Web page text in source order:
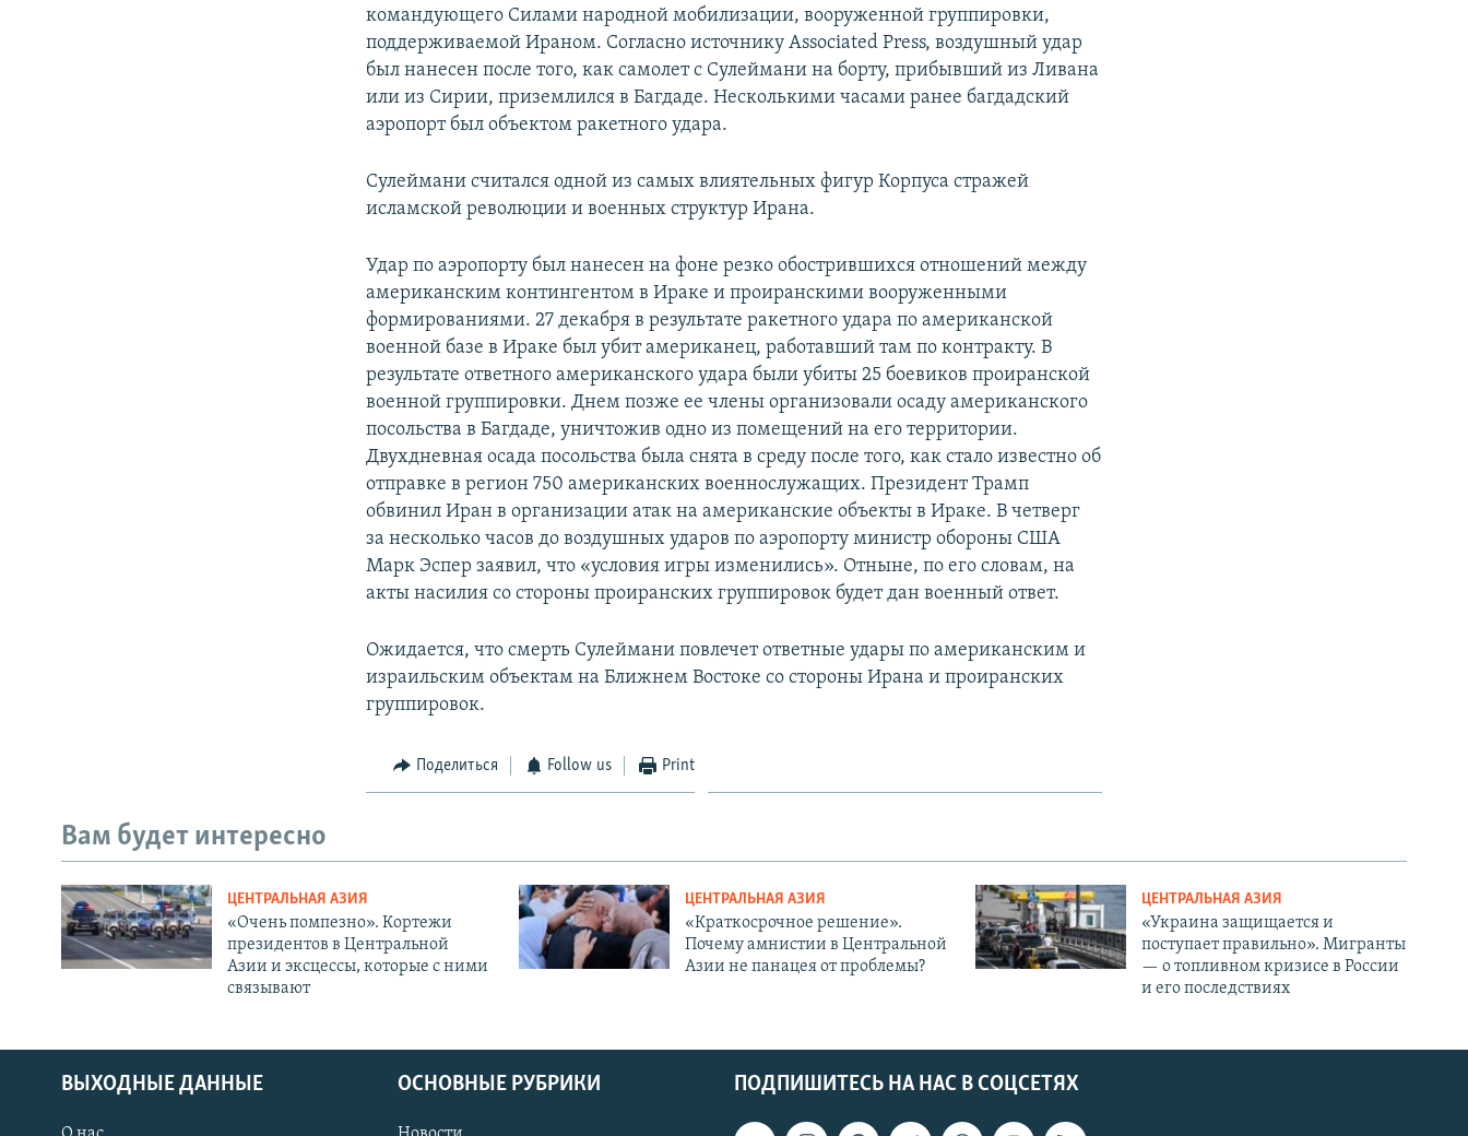
командующего Силами народной мобилизации, вооруженной группировки,
поддерживаемой Ираном. Согласно источнику Associated Press, воздушный удар
был нанесен после того, как самолет с Сулеймани на борту, прибывший из Ливана
или из Сирии, приземлился в Багдаде. Несколькими часами ранее багдадский
аэропорт был объектом ракетного удара.
Сулеймани считался одной из самых влиятельных фигур Корпуса стражей
исламской революции и военных структур Ирана.
Удар по аэропорту был нанесен на фоне резко обострившихся отношений между
американским контингентом в Ираке и проиранскими вооруженными
формированиями. 27 декабря в результате ракетного удара по американской
военной базе в Ираке был убит американец, работавший там по контракту. В
результате ответного американского удара были убиты 25 боевиков проиранской
военной группировки. Днем позже ее члены организовали осаду американского
посольства в Багдаде, уничтожив одно из помещений на его территории.
Двухдневная осада посольства была снята в среду после того, как стало известно об
отправке в регион 750 американских военнослужащих. Президент Трамп
обвинил Иран в организации атак на американские объекты в Ираке. В четверг
за несколько часов до воздушных ударов по аэропорту министр обороны США
Марк Эспер заявил, что «условия игры изменились». Отныне, по его словам, на
акты насилия со стороны проиранских группировок будет дан военный ответ.
Ожидается, что смерть Сулеймани повлечет ответные удары по американским и
израильским объектам на Ближнем Востоке со стороны Ирана и проиранских
группировок.
Поделиться Follow us Print
Вам будет интересно
ЦЕНТРАЛЬНАЯ АЗИЯ
«Очень помпезно». Кортежи
президентов в Центральной
Азии и эксцессы, которые с ними
связывают
ЦЕНТРАЛЬНАЯ АЗИЯ
«Краткосрочное решение».
Почему амнистии в Центральной
Азии не панацея от проблемы?
ЦЕНТРАЛЬНАЯ АЗИЯ
«Украина защищается и
поступает правильно». Мигранты
— о топливном кризисе в России
и его последствиях
ПОДПИШИТЕСЬ НА НАС В СОЦСЕТЯХ
ВЫХОДНЫЕ ДАННЫЕ ОСНОВНЫЕ РУБРИКИ